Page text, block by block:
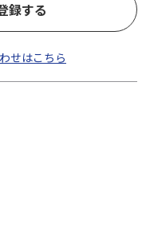
録する
せはこちら